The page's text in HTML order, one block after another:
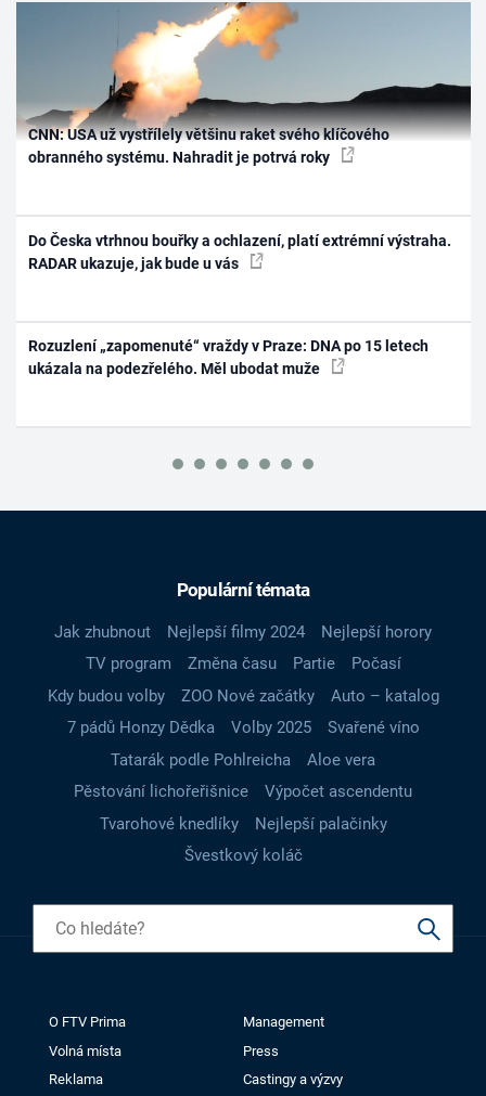
CNN: USA už vystřílely většinu raket svého klíčového
obranného systému. Nahradit je potrvá roky
Do Česka vtrhnou bouřky a ochlazení, platí extrémní výstraha.
RADAR ukazuje, jak bude u vás
Rozuzlení „zapomenuté“ vraždy v Praze: DNA po 15 letech
ukázala na podezřelého. Měl ubodat muže
Populární témata
Jak zhubnout Nejlepší filmy 2024
Nejlepší horory
TV program
Změna času Partie
Počasí
Kdy budou volby
ZOO Nové začátky
Auto – katalog
7 pádů Honzy Dědka
Volby 2025
Svařené víno
Tatarák podle Pohlreicha
Aloe vera
Pěstování lichořeřišnice
Výpočet ascendentu
Tvarohové knedlíky
Nejlepší palačinky
Švestkový koláč
O FTV Prima
Management
Volná místa
Press
Reklama
Castingy a výzvy